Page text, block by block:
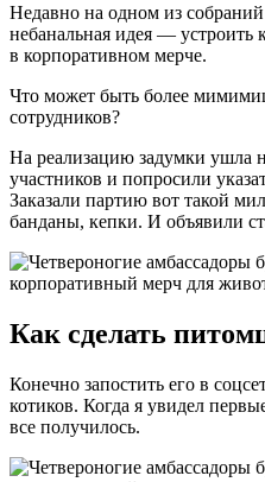
Недавно на одном из
небанальная идея — устроить
в корпоративном мерче.
Что может быть более
сотрудников?
На реализацию задумки ушла
участников и попросили
Заказали партию вот такой
банданы, кепки. И объявили
Как сделать
Конечно запостить его в
котиков. Когда я увидел
все получилось.